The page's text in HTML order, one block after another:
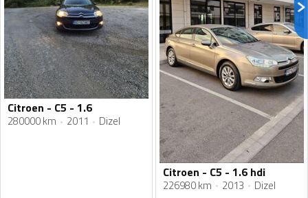
Citroen - C5 - 1.6
280000 km 2011 Dizel
Citroen - C5 - 1.6 hdi
226980 km 2013 Dizel